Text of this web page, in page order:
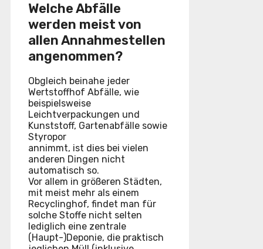
Welche Abfälle
werden meist von
allen Annahmestellen
angenommen?
Obgleich beinahe jeder
Wertstoffhof Abfälle, wie
beispielsweise
Leichtverpackungen und
Kunststoff, Gartenabfälle sowie
Styropor
annimmt, ist dies bei vielen
anderen Dingen nicht
automatisch so.
Vor allem in größeren Städten,
mit meist mehr als einem
Recyclinghof, findet man für
solche Stoffe nicht selten
lediglich eine zentrale
(Haupt-)Deponie, die praktisch